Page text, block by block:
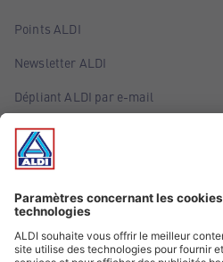
Points ALDI
Newsletter ALDI
Dépliant ALDI par e-mail
Offres
Infos essentielles
Suivez ALDI Belgique